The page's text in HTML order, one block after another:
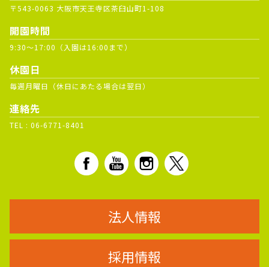
〒543-0063 大阪市天王寺区茶臼山町1-108
開園時間
9:30～17:00（入園は16:00まで）
休園日
毎週月曜日（休日にあたる場合は翌日）
連絡先
TEL : 06-6771-8401
法人情報
採用情報